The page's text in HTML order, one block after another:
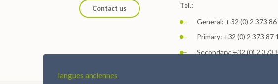
Contact us
Tel.:
General: + 32 (0) 2 373 86
Primary: +32 (0) 2 373 87
Secondary: +32 (0) 2 373
langues anciennes